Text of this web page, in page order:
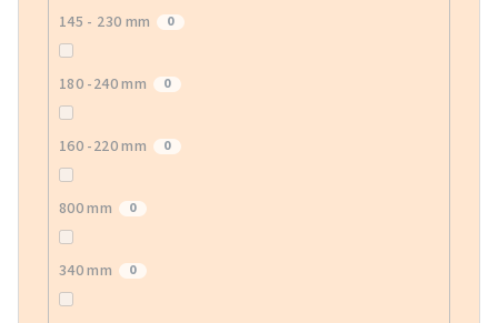
145 - 230 mm 0
180 -240 mm 0
160 -220 mm 0
800 mm 0
340 mm 0